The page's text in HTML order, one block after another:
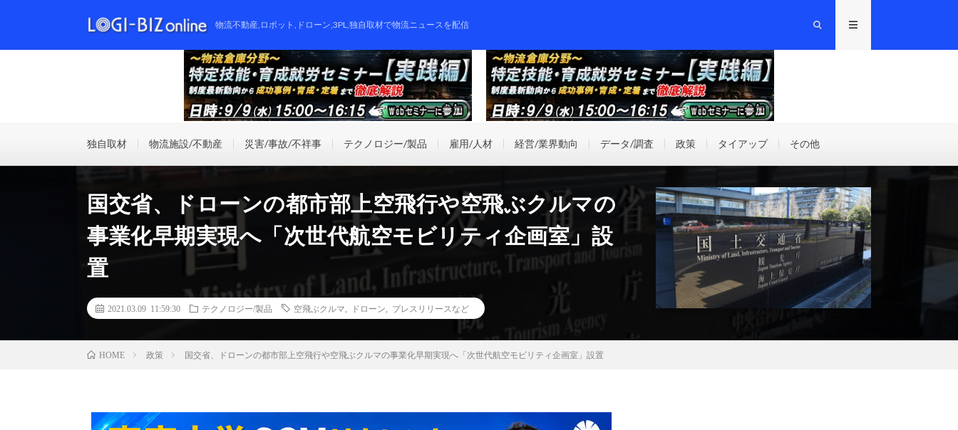
物流不動産,ロボット,ドローン,3PL,独自取材で物流ニュースを配信
独自取材 物流施設/不動産 災害/事故/不祥事 テクノロジー/製品 雇用/人材 経営/業界動向 データ/調査 政策 タイアップ その他
国交省、ドローンの都市部上空飛行や空飛ぶクルマの
事業化早期実現へ「次世代航空モビリティ企画室」設
置
2021.03.09 11:59:30 テクノロジー/製品 空飛ぶクルマ ドローン プレスリリースなど
HOME 政策 国交省、ドローンの都市部上空飛行や空飛ぶクルマの事業化早期実現へ「次世代航空モビリティ企画室」設置